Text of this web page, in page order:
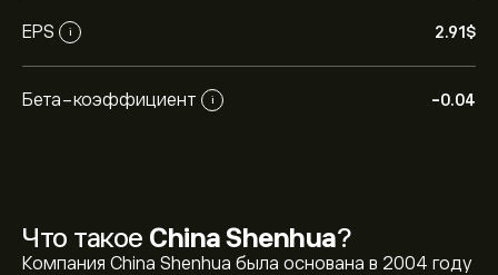
EPS i 2.91‎$‎
Бета-коэффициент i -0.04
Что такое China Shenhua?
Компания China Shenhua была основана в 2004 году